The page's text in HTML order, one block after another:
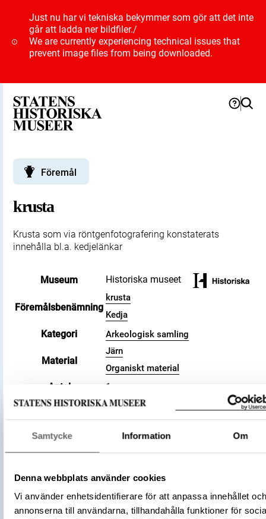
Samtycke Information Om
Denna webbplats använder cookies
Vi använder enhetsidentifierare för att anpassa innehållet och
annonserna till användarna, tillhandahålla funktioner för
Just nu har vi tekniska bekymmer som gör att det inte
går att ladda ner bildfiler./
We are currently experiencing technical issues that
prevent image files from being downloaded.
Föremål
krusta
Krusta som via röntgenfotografering konstaterats
innehålla bl.a. kedjelänkar
Museum Historiska museet
Föremålsbenämning
krusta
Kedja
Kategori Arkeologisk samling
Material
Järn
Organiskt material
Antal
1
Datering
800 – 1100
Tidsperiod
Vikingatid
Föremålsnummer
476527_HST
Förvärvsnummer 34000
Omnämns i katalog Förvärv: 34000 på Catview
Förvärvsmetod
KML